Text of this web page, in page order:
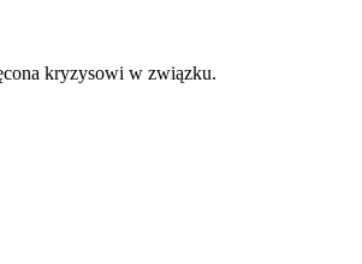
kryzysowi w związku.